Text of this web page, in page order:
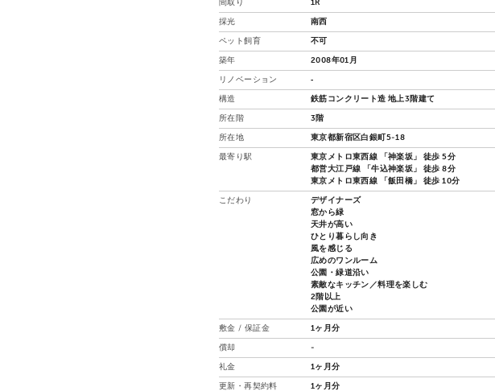
間取り 1R
採光 南西
ペット飼育 不可
築年 2008年01月
リノベーション ‐
構造 鉄筋コンクリート造 地上3階建て
所在階 3階
所在地 東京都新宿区白銀町5-18
最寄り駅
東京メトロ東西線 「神楽坂」 徒歩 5分
都営大江戸線 「牛込神楽坂」 徒歩 8分
東京メトロ東西線 「飯田橋」 徒歩 10分
こだわり
デザイナーズ
窓から緑
天井が高い
ひとり暮らし向き
風を感じる
広めのワンルーム
公園・緑道沿い
素敵なキッチン／料理を楽しむ
2階以上
公園が近い
敷金 / 保証金 1ヶ月分
償却 -
礼金 1ヶ月分
更新・再契約料 1ヶ月分